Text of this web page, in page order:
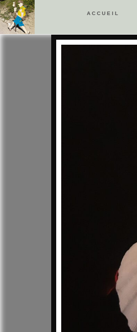
ACCUEIL